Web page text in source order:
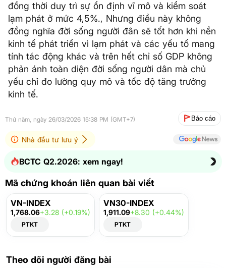
đồng thời duy trì sự ổn định vĩ mô và kiểm soát
lạm phát ở mức 4,5%., Nhưng điều này không
đồng nghĩa đời sống người đân sẽ tốt hơn khi nền
kinh tế phát triển vì lạm phát và các yếu tố mang
tính tác động khác và trên hết chỉ số GDP không
phản ánh toàn diện đời sống người dân mà chủ
yếu chỉ đo lường quy mô và tốc độ tăng trưởng
kinh tế.
Thứ năm, ngày 26/03/2026 15:38 PM (GMT+7) Báo cáo
Nhà đầu tư lưu ý
BCTC Q2.2026: xem ngay!
Mã chứng khoán liên quan bài viết
VN-INDEX
1,768.06+3.28 (+0.19%)
PTKT
VN30-INDEX
1,911.09+8.30 (+0.44%)
PTKT
Theo dõi người đăng bài